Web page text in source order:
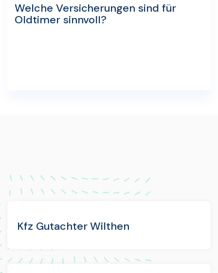
Welche Versicherungen sind für
Oldtimer sinnvoll?
Kfz Gutachter Wilthen